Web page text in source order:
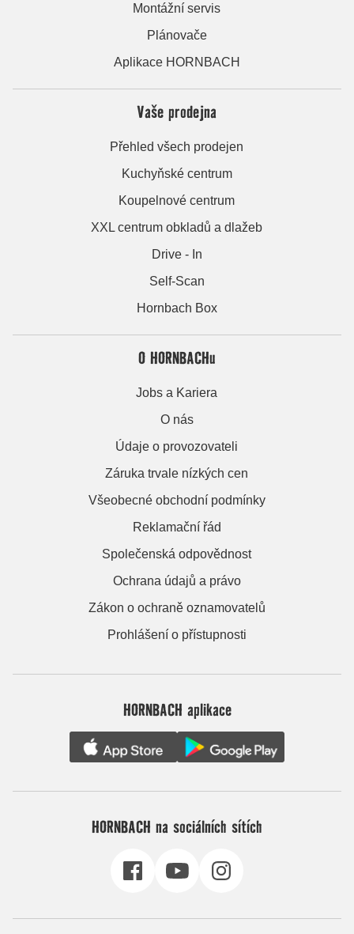
Montážní servis
Plánovače
Aplikace HORNBACH
Vaše prodejna
Přehled všech prodejen
Kuchyňské centrum
Koupelnové centrum
XXL centrum obkladů a dlažeb
Drive - In
Self-Scan
Hornbach Box
O HORNBACHu
Jobs a Kariera
O nás
Údaje o provozovateli
Záruka trvale nízkých cen
Všeobecné obchodní podmínky
Reklamační řád
Společenská odpovědnost
Ochrana údajů a právo
Zákon o ochraně oznamovatelů
Prohlášení o přístupnosti
HORNBACH aplikace
HORNBACH na sociálních sítích